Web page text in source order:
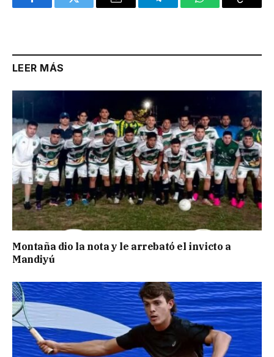
FacebookTwitter Email TelegramWhatsAppCopy
LEER MÁS
Montaña dio la nota y le arrebató el invicto a
Mandiyú